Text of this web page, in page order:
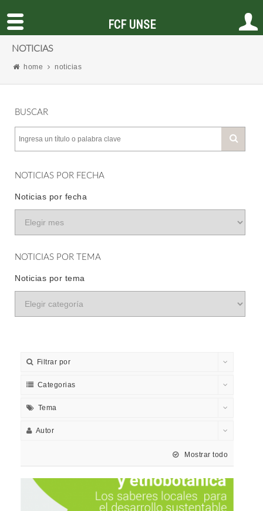
NOTICIAS
home noticias
BUSCAR
NOTICIAS POR FECHA
Noticias por fecha
NOTICIAS POR TEMA
Noticias por tema
Filtrar por
Categorias
Tema
Autor
Mostrar todo
FCF UNSE